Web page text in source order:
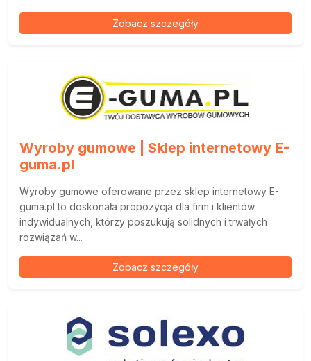
Zobacz szczegóły
Wyroby gumowe | Sklep internetowy E-
guma.pl
Wyroby gumowe oferowane przez sklep internetowy E-
guma.pl to doskonała propozycja dla firm i klientów
indywidualnych, którzy poszukują solidnych i trwałych
rozwiązań w...
Zobacz szczegóły